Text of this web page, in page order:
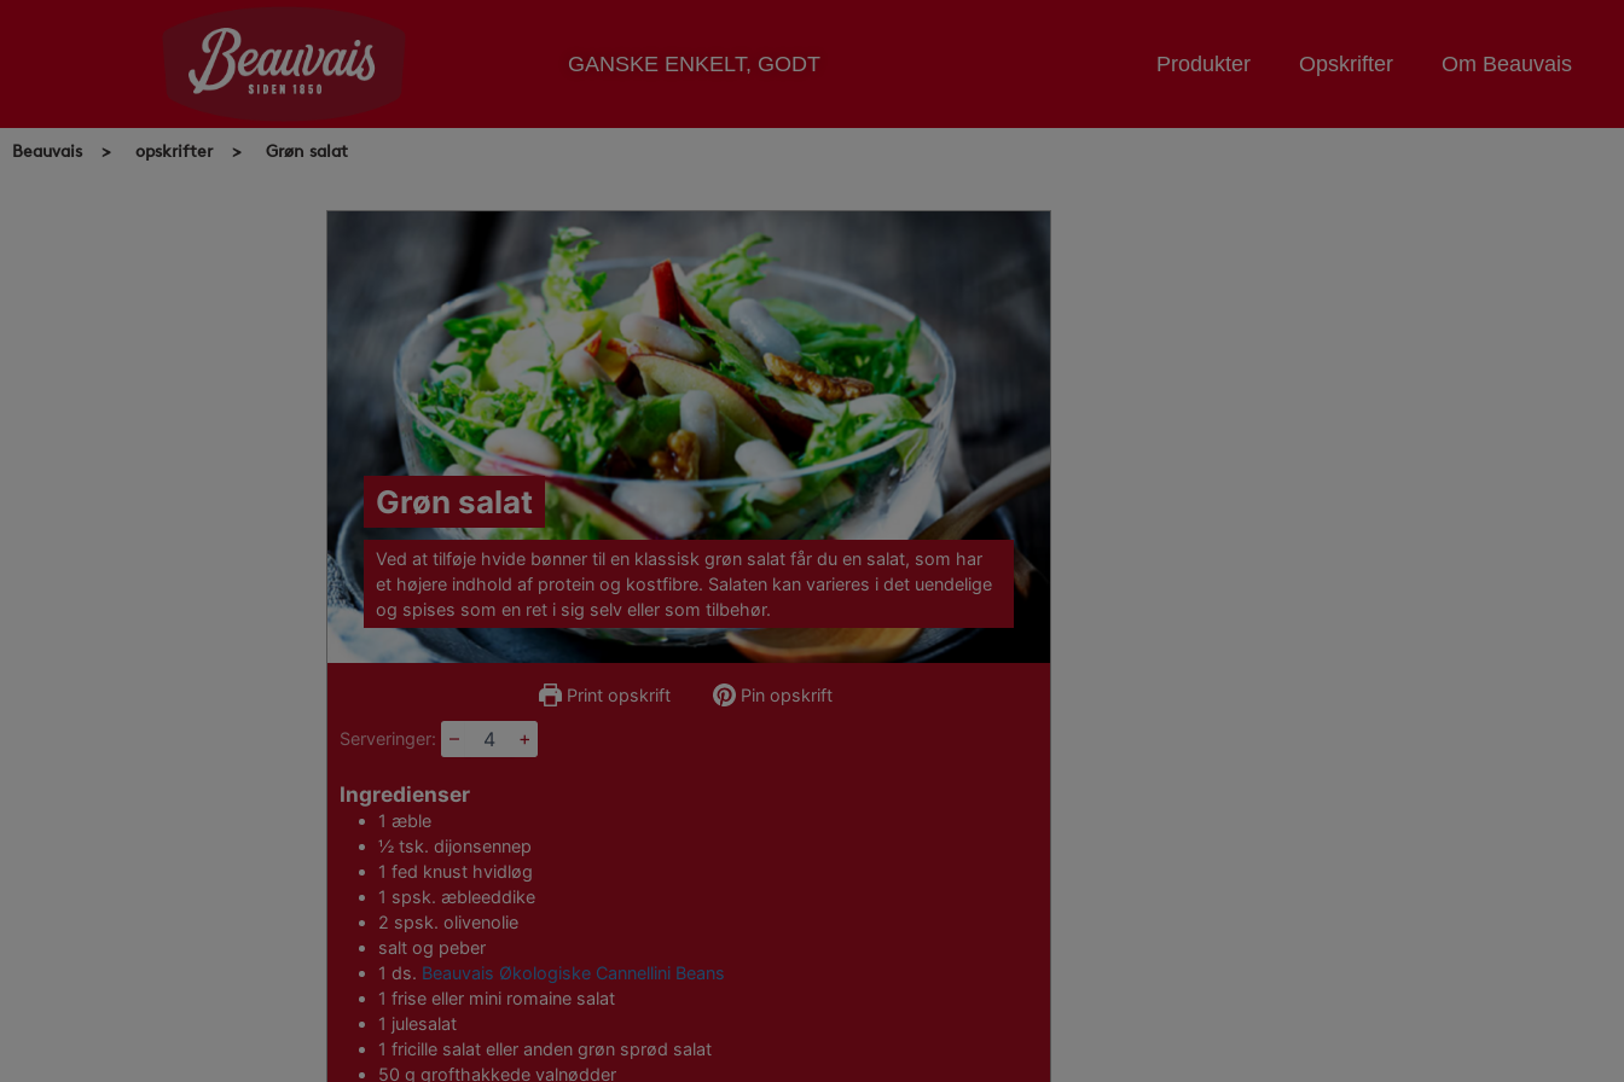
GANSKE ENKELT, GODT Produkter Opskrifter Om Beauvais
Beauvais > opskrifter> Grøn salat
Grøn salat
Ved at tilføje hvide bønner til en klassisk grøn salat får du en salat, som har
et højere indhold af protein og kostfibre. Salaten kan varieres i det uendelige
og spises som en ret i sig selv eller som tilbehør.
Print opskrift Pin opskrift
Serveringer: – +
Ingredienser
1 æble
½ tsk. dijonsennep
1 fed knust hvidløg
1 spsk. æbleeddike
2 spsk. olivenolie
salt og peber
1 ds. Beauvais Økologiske Cannellini Beans
1 frise eller mini romaine salat
1 julesalat
1 fricille salat eller anden grøn sprød salat
50 g grofthakkede valnødder